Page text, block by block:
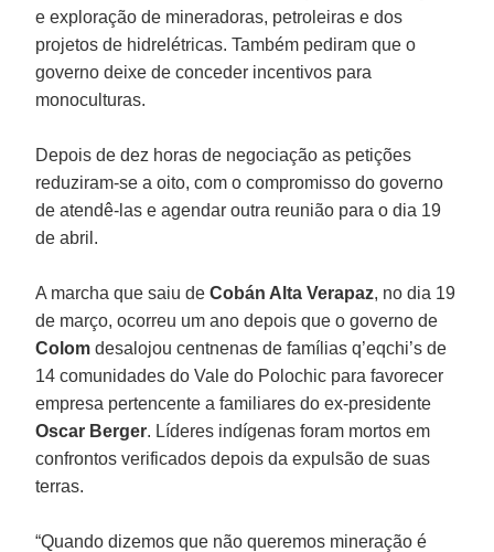
e exploração de mineradoras, petroleiras e dos
projetos de hidrelétricas. Também pediram que o
governo deixe de conceder incentivos para
monoculturas.
Depois de dez horas de negociação as petições
reduziram-se a oito, com o compromisso do governo
de atendê-las e agendar outra reunião para o dia 19
de abril.
A marcha que saiu deCobán Alta Verapaz, no dia 19
de março, ocorreu um ano depois que o governo de
Colomdesalojou centnenas de famílias q’eqchi’s de
14 comunidades do Vale do Polochic para favorecer
empresa pertencente a familiares do ex-presidente
Oscar Berger. Líderes indígenas foram mortos em
confrontos verificados depois da expulsão de suas
terras.
“Quando dizemos que não queremos mineração é